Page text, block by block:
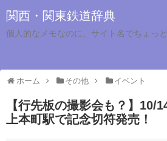
関西・関東鉄道辞典
個人的なメモなのに、サイト名でちょっ
ホーム その他 イベント
【行先板の撮影会も？】10/
上本町駅で記念切符発売！